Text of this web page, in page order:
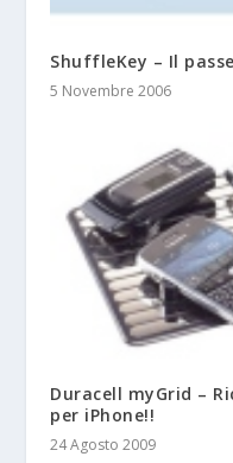
ShuffleKey – Il
5 Novembre 2006
Duracell myGrid –
per iPhone!!
24 Agosto 2009